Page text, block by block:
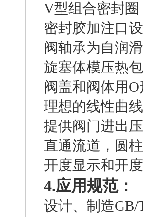
V型组合密封
密封胶加注口
阀轴承为自润
旋塞体模压热
阀盖和阀体用
理想的线性曲
提供阀门进出
直通流道，圆
开度显示和开
4.应用规范：
设计、制造GB/